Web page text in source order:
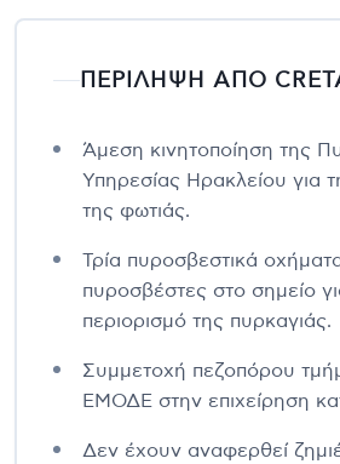
ΠΕΡΙΛΗΨΗ ΑΠΟ
Άμεση κινητοποίηση της
Υπηρεσίας Ηρακλείου για
της φωτιάς.
Τρία πυροσβεστικά οχήματα
πυροσβέστες στο σημείο
περιορισμό της πυρκαγιάς.
Συμμετοχή πεζοπόρου
ΕΜΟΔΕ στην επιχείρηση
Δεν έχουν αναφερθεί